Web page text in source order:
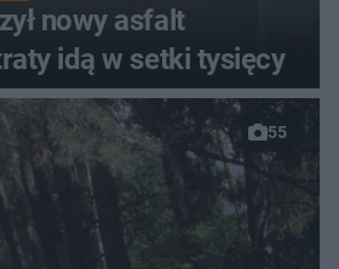
nowy asfalt
idą w setki tysięcy
55